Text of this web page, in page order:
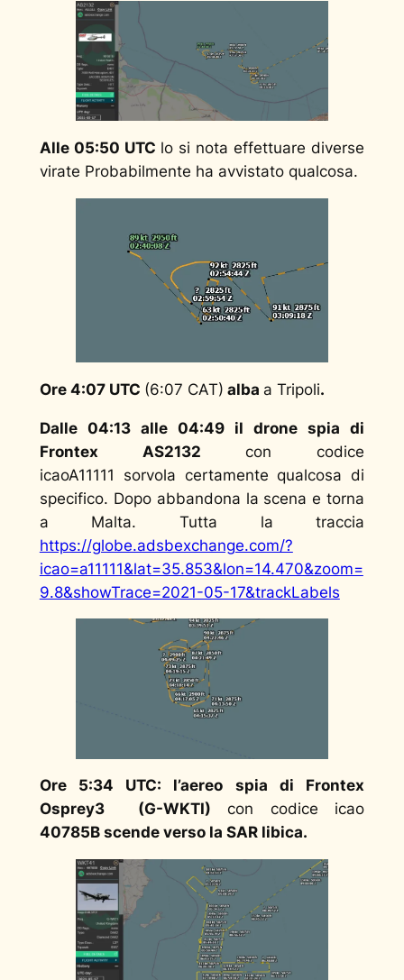
Alle 05:50 UTC lo si nota effettuare diverse
virate Probabilmente ha avvistato qualcosa.
Ore 4:07 UTC (6:07 CAT) alba a Tripoli.
Dalle 04:13 alle 04:49
il drone spia di
Frontex AS2132con codice
icaoA11111 sorvola certamente qualcosa di
specifico. Dopo abbandona la scena e torna
a Malta. Tutta la traccia
https://globe.adsbexchange.com/?
icao=a11111&lat=35.853&lon=14.470&zoom=
9.8&showTrace=2021-05-17&trackLabels
Ore 5:34 UTC: l’aereo spia di Frontex
Osprey3
(G-WKTI) con codice icao
40785B scende verso la SAR libica.